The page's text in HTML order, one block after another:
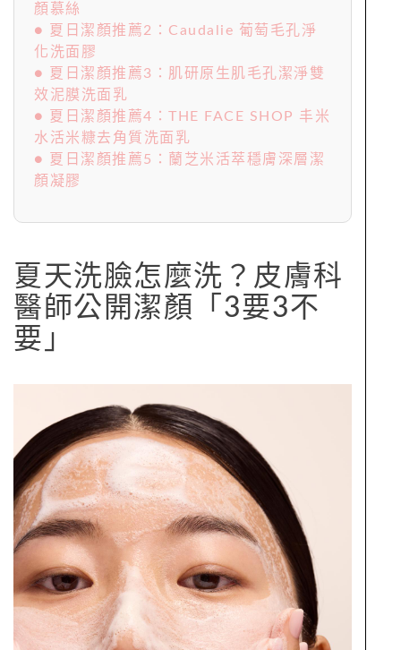
顏慕絲
● 夏日潔顏推薦2：Caudalie 葡萄毛孔淨
化洗面膠
● 夏日潔顏推薦3：肌研原生肌毛孔潔淨雙
效泥膜洗面乳
● 夏日潔顏推薦4：THE FACE SHOP 丰米
水活米糠去角質洗面乳
● 夏日潔顏推薦5：蘭芝米活萃穩膚深層潔
顏凝膠
夏天洗臉怎麼洗？皮膚科
醫師公開潔顏「3要3不
要」